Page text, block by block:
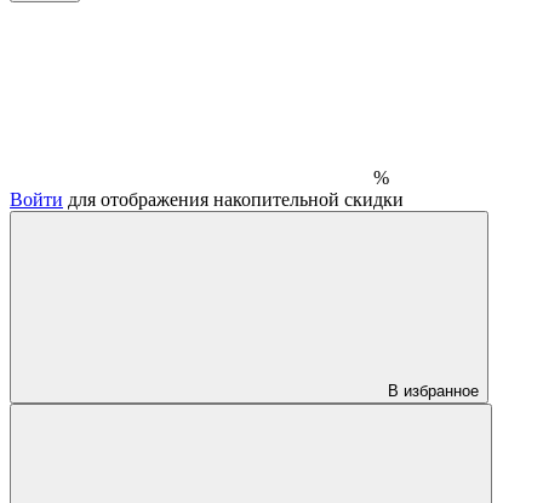
%
Войти для отображения накопительной скидки
В избранное